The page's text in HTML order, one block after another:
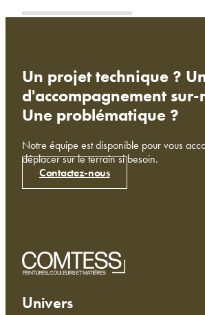
Un projet technique ?
d'accompagnement sur-
Une problématique ?
Notre équipe est disponible pour vous
déplacer sur le terrain si besoin.
Contactez-nous
Univers